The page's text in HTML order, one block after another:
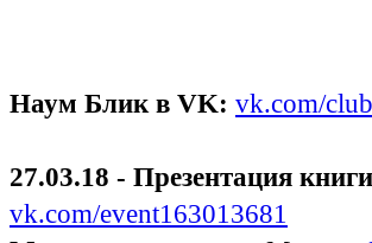
Наум Блик в VK: vk.com/
27.03.18 - Презентация
vk.com/event163013681